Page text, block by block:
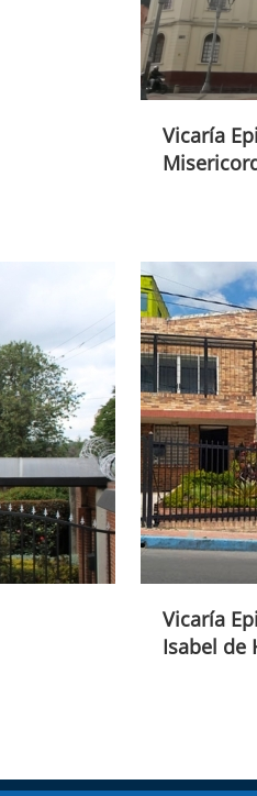
Vicaría
Vicaría
Isabel de